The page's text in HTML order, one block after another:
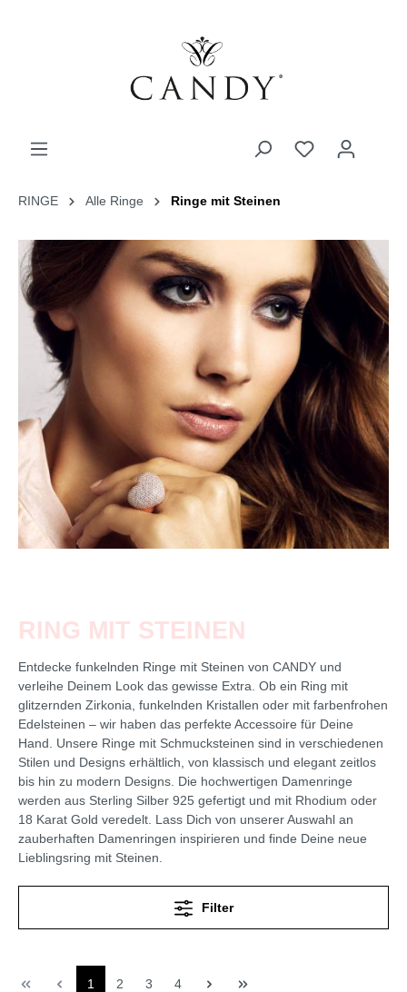
RINGE Alle Ringe Ringe mit Steinen
RING MIT STEINEN
Entdecke funkelnden Ringe mit Steinen von CANDY und
verleihe Deinem Look das gewisse Extra. Ob ein Ring mit
glitzernden Zirkonia, funkelnden Kristallen oder mit farbenfrohen
Edelsteinen – wir haben das perfekte Accessoire für Deine
Hand. Unsere Ringe mit Schmucksteinen sind in verschiedenen
Stilen und Designs erhältlich, von klassisch und elegant zeitlos
bis hin zu modern Designs. Die hochwertigen Damenringe
werden aus Sterling Silber 925 gefertigt und mit Rhodium oder
18 Karat Gold veredelt. Lass Dich von unserer Auswahl an
zauberhaften Damenringen inspirieren und finde Deine neue
Lieblingsring mit Steinen.
Filter
1 2 3 4